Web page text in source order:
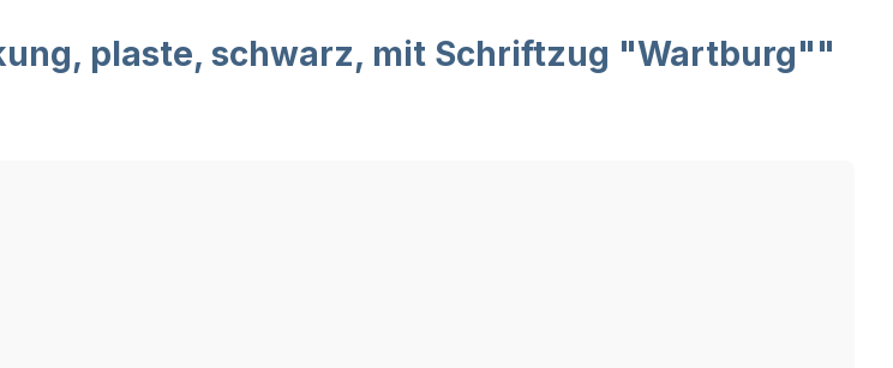
plaste, schwarz, mit Schriftzug "Wartburg""